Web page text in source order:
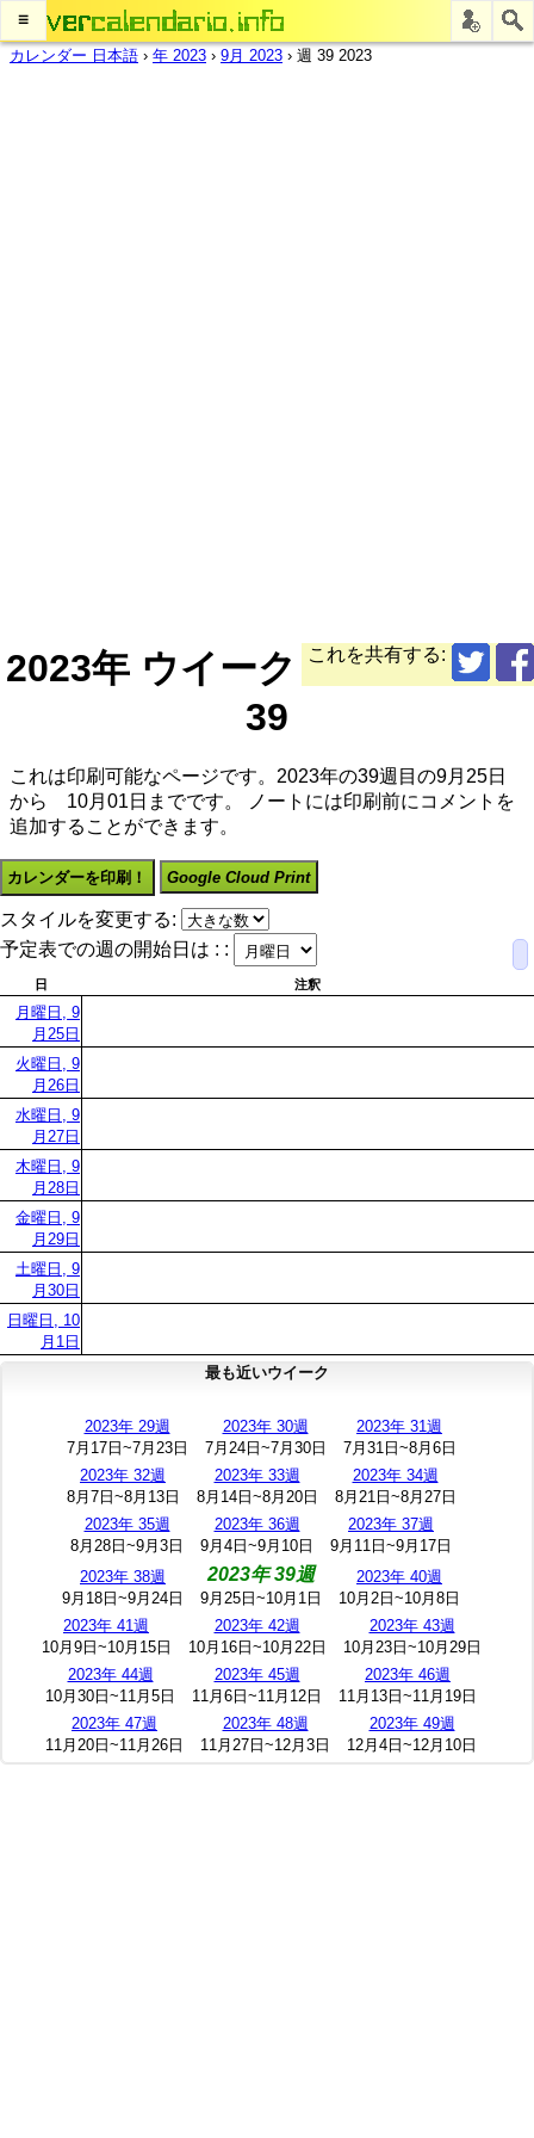
≡
カレンダー 日本語 › 年 2023 › 9月 2023 › 週 39 2023
これを共有する:
2023年 ウイーク
39
これは印刷可能なページです。2023年の39週目の9月25日
から 10月01日までです。 ノートには印刷前にコメントを
追加することができます。
カレンダーを印刷！ Google Cloud Print
スタイルを変更する:
予定表での週の開始日は : :
日 注釈
月曜日, 9
月25日
火曜日, 9
月26日
水曜日, 9
月27日
木曜日, 9
月28日
金曜日, 9
月29日
土曜日, 9
月30日
日曜日, 10
月1日
最も近いウイーク
2023年 29週
7月17日~7月23日
2023年 30週
7月24日~7月30日
2023年 31週
7月31日~8月6日
2023年 32週
8月7日~8月13日
2023年 33週
8月14日~8月20日
2023年 34週
8月21日~8月27日
2023年 35週
8月28日~9月3日
2023年 36週
9月4日~9月10日
2023年 37週
9月11日~9月17日
2023年 38週
9月18日~9月24日
2023年 39週
9月25日~10月1日
2023年 40週
10月2日~10月8日
2023年 41週
10月9日~10月15日
2023年 42週
10月16日~10月22日
2023年 43週
10月23日~10月29日
2023年 44週
10月30日~11月5日
2023年 45週
11月6日~11月12日
2023年 46週
11月13日~11月19日
2023年 47週
11月20日~11月26日
2023年 48週
11月27日~12月3日
2023年 49週
12月4日~12月10日